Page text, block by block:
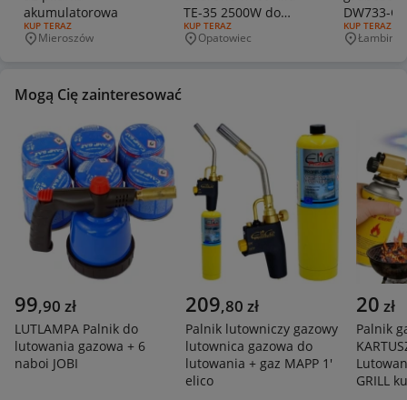
akumulatorowa
RODZAJ OFERTY:
KUP TERAZ
Miejscowość
Mieroszów
TE-35 2500W do
kucia SDS
RODZAJ OFERTY:
KUP TERAZ
Miejscowość
Opatowiec
DW733-
RODZAJ
KUP TERAZ
Mogą Cię zainteresować
99,90 zł
LUTLAMPA Palnik do
lutowania gazowa + 6
naboi JOBI
209,80 zł
Palnik lutowniczy gazowy
lutownica gazowa do
lutowania + gaz MAPP 1'
elico
20 zł
Palnik
GRILL